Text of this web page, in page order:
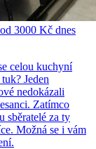
3000 Kč dnes
celou kuchyní
Jeden
nedokázali
Zatímco
sběratelé za ty
Možná se i vám